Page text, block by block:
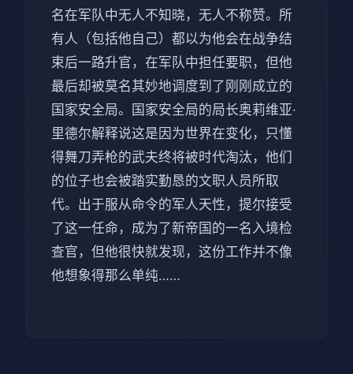
名在军队中无人不知晓，无人不称赞。所
有人（包括他自己）都以为他会在战争结
束后一路升官，在军队中担任要职，但他
最后却被莫名其妙地调度到了刚刚成立的
国家安全局。国家安全局的局长奥莉维亚·
里德尔解释说这是因为世界在变化，只懂
得舞刀弄枪的武夫终将被时代淘汰，他们
的位子也会被踏实勤恳的文职人员所取
代。出于服从命令的军人天性，提尔接受
了这一任命，成为了新帝国的一名入境检
查官，但他很快就发现，这份工作并不像
他想象得那么单纯……